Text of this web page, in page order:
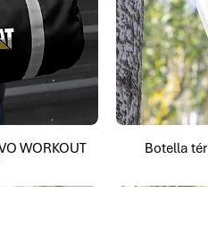
WORKOUT Botella